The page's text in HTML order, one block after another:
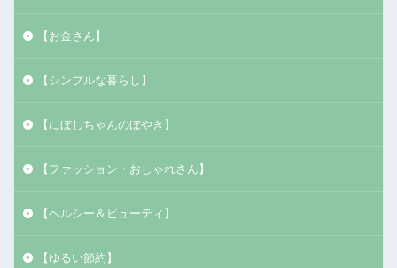
【お金さん】
【シンプルな暮らし】
【にぼしちゃんのぼやき】
【ファッション・おしゃれさん】
【ヘルシー＆ビューティ】
【ゆるい節約】